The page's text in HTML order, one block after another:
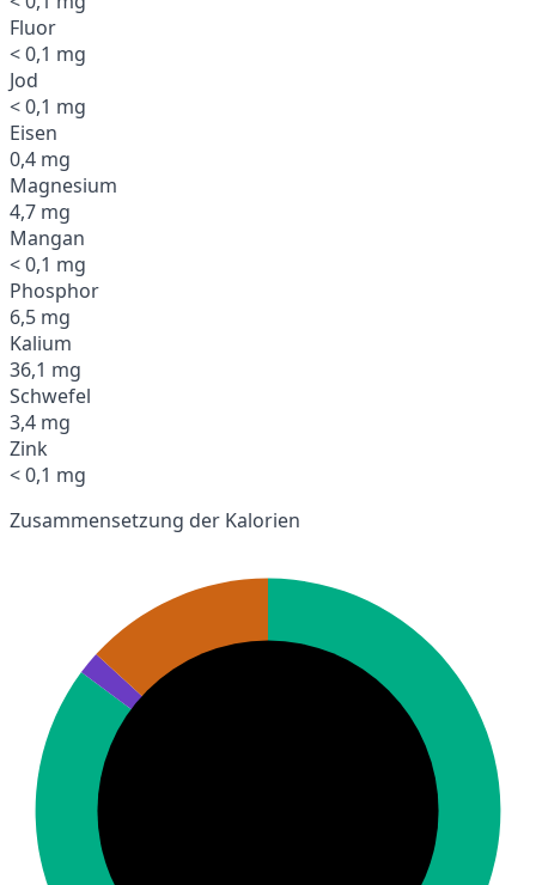
Fluor
< 0,1 mg
Jod
< 0,1 mg
Eisen
0,4 mg
Magnesium
4,7 mg
Mangan
< 0,1 mg
Phosphor
6,5 mg
Kalium
36,1 mg
Schwefel
3,4 mg
Zink
< 0,1 mg
Zusammensetzung der Kalorien